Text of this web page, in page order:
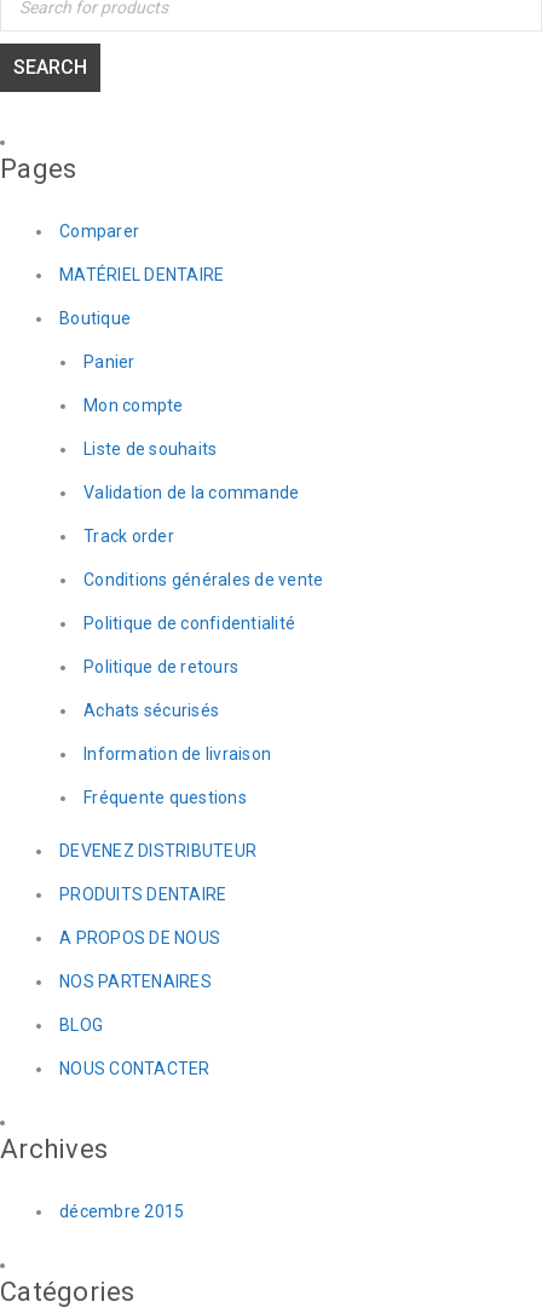
Pages
Comparer
MATÉRIEL DENTAIRE
Boutique
Panier
Mon compte
Liste de souhaits
Validation de la commande
Track order
Conditions générales de vente
Politique de confidentialité
Politique de retours
Achats sécurisés
Information de livraison
Fréquente questions
DEVENEZ DISTRIBUTEUR
PRODUITS DENTAIRE
A PROPOS DE NOUS
NOS PARTENAIRES
BLOG
NOUS CONTACTER
Archives
décembre 2015
Catégories